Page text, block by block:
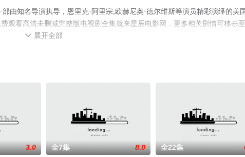
由知名导演执导，恩里克·阿里宗,欧赫尼奥·德尔维斯等演员精彩演绎的美
观看高清未删减完整版电视剧全集就来星辰电影网，更多相关剧情可移步
 展开全部
3.0 全7集 8.0 全22集